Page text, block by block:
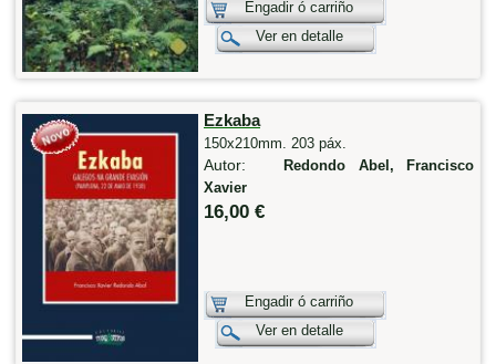
Engadir ó carriño
Ver en detalle
Ezkaba
150x210mm. 203 páx.
Autor:Redondo Abel, Francisco
Xavier
16,00 €
Engadir ó carriño
Ver en detalle